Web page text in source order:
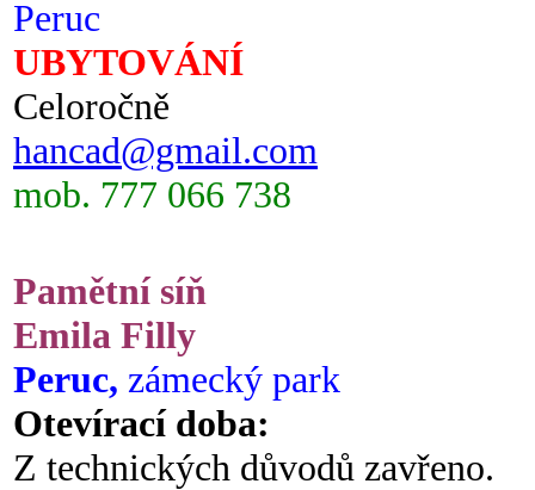
Peruc
UBYTOVÁNÍ
Celoročně
hancad@gmail.com
mob. 777 066 738
Pamětní síň
Emila Filly
Peruc, zámecký park
Otevírací doba:
Z technických důvodů zavřeno.